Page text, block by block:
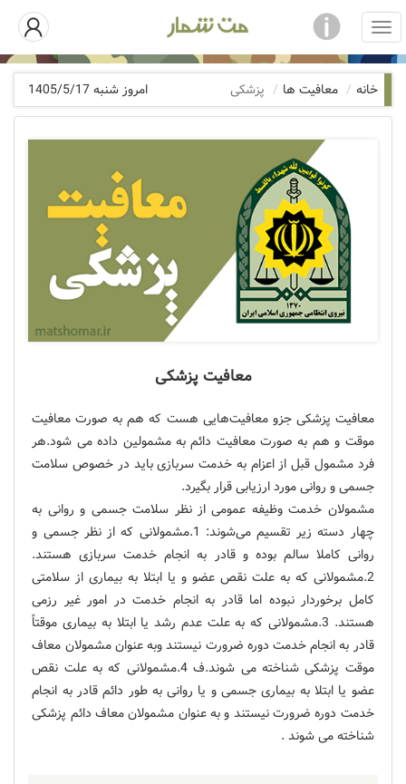
امروز شنبه 1405/5/17 خانه معافیت ها پزشکی
معافیت پزشکی
معافیت پزشکی جزو معافیت‌هایی هست که هم به صورت معافیت
موقت و هم به صورت معافیت دائم به مشمولین داده می شود.هر
فرد مشمول قبل از اعزام به خدمت سربازی باید در خصوص سلامت
جسمی و روانی مورد ارزیابی قرار بگیرد.
مشمولان خدمت وظیفه عمومی از نظر سلامت جسمی و روانی به
چهار دسته زیر تقسیم می‌شوند: 1.مشمولانی که از نظر جسمی و
روانی کاملا سالم بوده و قادر به انجام خدمت سربازی هستند.
2.مشمولانی که به علت نقص عضو و یا ابتلا به بیماری از سلامتی
کامل برخوردار نبوده اما قادر به انجام خدمت در امور غیر رزمی
هستند. 3.مشمولانی که به علت عدم رشد یا ابتلا به بیماری موقتاً
قادر به انجام خدمت دوره ضرورت نیستند وبه عنوان مشمولان معاف
موقت پزشکی شناخته می شوند.ف 4.مشمولانی که به علت نقص
عضو یا ابتلا به بیماری جسمی و یا روانی به طور دائم قادر به انجام
خدمت دوره ضرورت نیستند و به عنوان مشمولان معاف دائم پزشکی
شناخته می شوند .